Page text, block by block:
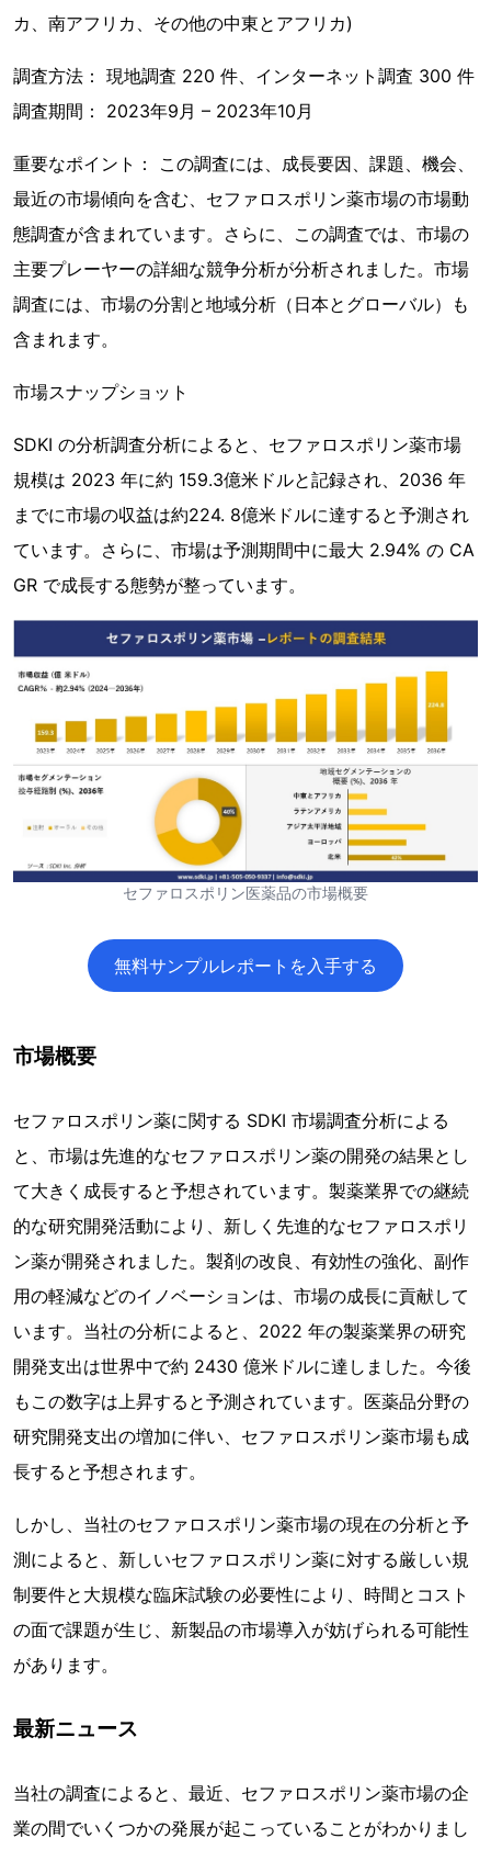
カ、南アフリカ、その他の中東とアフリカ)
調査方法： 現地調査 220 件、インターネット調査 300 件
調査期間： 2023年9月 – 2023年10月
重要なポイント： この調査には、成長要因、課題、機会、
最近の市場傾向を含む、セファロスポリン薬市場の市場動
態調査が含まれています。さらに、この調査では、市場の
主要プレーヤーの詳細な競争分析が分析されました。市場
調査には、市場の分割と地域分析（日本とグローバル）も
含まれます。
市場スナップショット
SDKI の分析調査分析によると、セファロスポリン薬市場
規模は 2023 年に約 159.3億米ドルと記録され、2036 年
までに市場の収益は約224. 8億米ドルに達すると予測され
ています。さらに、市場は予測期間中に最大 2.94% の CA
GR で成長する態勢が整っています。
セファロスポリン医薬品の市場概要
無料サンプルレポートを入手する
市場概要
セファロスポリン薬に関する SDKI 市場調査分析による
と、市場は先進的なセファロスポリン薬の開発の結果とし
て大きく成長すると予想されています。製薬業界での継続
的な研究開発活動により、新しく先進的なセファロスポリ
ン薬が開発されました。製剤の改良、有効性の強化、副作
用の軽減などのイノベーションは、市場の成長に貢献して
います。当社の分析によると、2022 年の製薬業界の研究
開発支出は世界中で約 2430 億米ドルに達しました。今後
もこの数字は上昇すると予測されています。医薬品分野の
研究開発支出の増加に伴い、セファロスポリン薬市場も成
長すると予想されます。
しかし、当社のセファロスポリン薬市場の現在の分析と予
測によると、新しいセファロスポリン薬に対する厳しい規
制要件と大規模な臨床試験の必要性により、時間とコスト
の面で課題が生じ、新製品の市場導入が妨げられる可能性
があります。
最新ニュース
当社の調査によると、最近、セファロスポリン薬市場の企
業の間でいくつかの発展が起こっていることがわかりまし